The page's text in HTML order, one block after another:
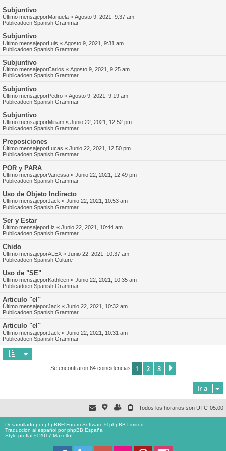
Subjuntivo
Último mensajeporManuela « Agosto 9, 2021, 9:37 am
Publicadoen Spanish Grammar
Subjuntivo
Último mensajeporLuis « Agosto 9, 2021, 9:31 am
Publicadoen Spanish Grammar
Subjuntivo
Último mensajeporCarlos « Agosto 9, 2021, 9:25 am
Publicadoen Spanish Grammar
Subjuntivo
Último mensajeporPedro « Agosto 9, 2021, 9:19 am
Publicadoen Spanish Grammar
Subjuntivo
Último mensajeporMiriam « Junio 22, 2021, 12:52 pm
Publicadoen Spanish Grammar
Preposiciones
Último mensajeporLucas « Junio 22, 2021, 12:50 pm
Publicadoen Spanish Grammar
POR y PARA
Último mensajeporVanessa « Junio 22, 2021, 12:49 pm
Publicadoen Spanish Grammar
Uso de Objeto Indirecto
Último mensajeporJack « Junio 22, 2021, 10:53 am
Publicadoen Spanish Grammar
Ser y Estar
Último mensajeporLiz « Junio 22, 2021, 10:44 am
Publicadoen Spanish Grammar
Chido
Último mensajeporALEX « Junio 22, 2021, 10:37 am
Publicadoen Spanish Culture
Uso de "SE"
Último mensajeporKathleen « Junio 22, 2021, 10:35 am
Publicadoen Spanish Grammar
Articulo "el"
Último mensajeporJack « Junio 22, 2021, 10:32 am
Publicadoen Spanish Grammar
Articulo "el"
Último mensajeporJack « Junio 22, 2021, 10:31 am
Publicadoen Spanish Grammar
Se encontraron 64 coincidencias 1 2 3
Ir a
Todos los horarios son UTC-05:00
Desarrollado porphpBB® Forum Software © phpBB Limited
Traducción al español porphpBB España
Style proflat © 2017 Mazeltof